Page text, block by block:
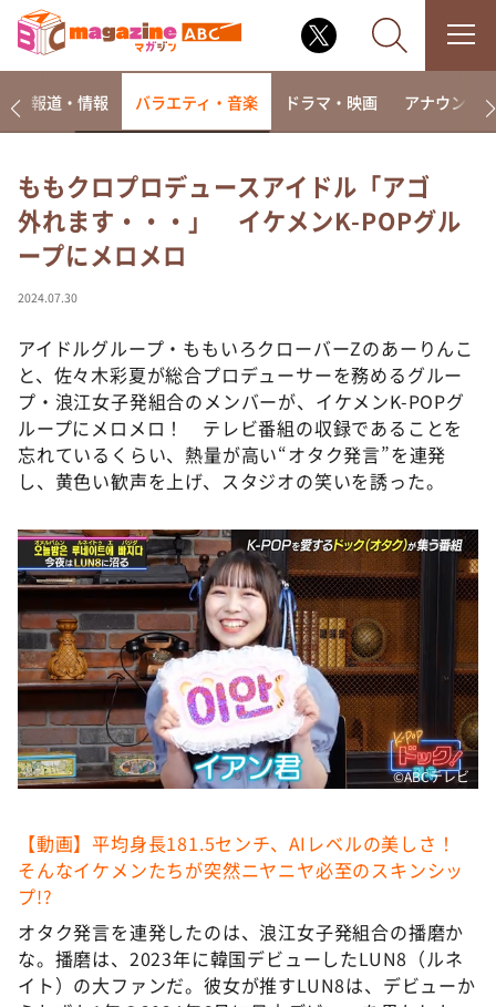
なるみ・岡村の過ぎるTV
相席食堂
これ余談なんですけど・・・
て真剣です
探偵！ナイトスクープ
news おかえり
河合＆A.B.C-Z塚田×福井アナ「なんでやねん！？」
（news おかえり）
本日はダイアンなり！シーズン２
朝だ！生です旅サラダ
教えて！ニュースライブ 正義のミカタ
ＬＩＦＥ～夢のカタチ～
新婚さんいらっしゃい！
ポツンと一軒家
ザキ山小屋本館
アナ回覧板
報道・情報 バラエティ・音楽 ドラマ・映画 アナウンサー
ももクロプロデュースアイドル「アゴ
外れます・・・」 イケメンK-POPグル
ープにメロメロ
2024.07.30
アイドルグループ・ももいろクローバーZのあーりんこ
と、佐々木彩夏が総合プロデューサーを務めるグルー
プ・浪江女子発組合のメンバーが、イケメンK-POPグ
ループにメロメロ！ テレビ番組の収録であることを
忘れているくらい、熱量が高い“オタク発言”を連発
し、黄色い歓声を上げ、スタジオの笑いを誘った。
©️ABCテレビ
【動画】平均身長181.5センチ、AIレベルの美しさ！
そんなイケメンたちが突然ニヤニヤ必至のスキンシッ
プ!?
オタク発言を連発したのは、浪江女子発組合の播磨か
な。播磨は、2023年に韓国デビューしたLUN8（ルネ
イト）の大ファンだ。彼女が推すLUN8は、デビューか